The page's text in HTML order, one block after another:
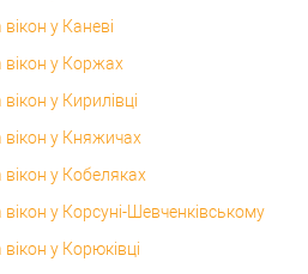
у Каневі
вікон у Коржах
у Кирилівці
вікон у Княжичах
у Кобеляках
у Корсунi-Шевченківському
у Корюківці